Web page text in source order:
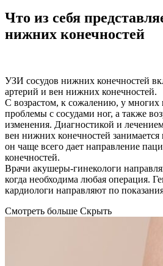
Что из себя
нижних конечностей
УЗИ сосудов нижних конечностей
артерий и вен нижних конечностей.
С возрастом, к сожалению, у многих
проблемы с сосудами ног, а также
изменения. Диагностикой и
вен нижних конечностей занимается
он чаще всего дает направление
конечностей.
Врачи акушеры-гинекологи
когда необходима любая операция.
кардиологи направляют по
Смотреть больше Скрыть